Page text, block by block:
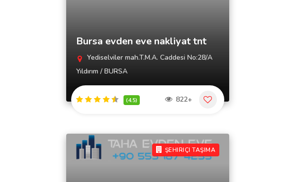
Bursa evden eve nakliyat tnt
Yediselviler mah.T.M.A. Caddesi No:28/A
Yıldırım / BURSA
(4.5) 822+
ŞEHIRIÇI TAŞIMA